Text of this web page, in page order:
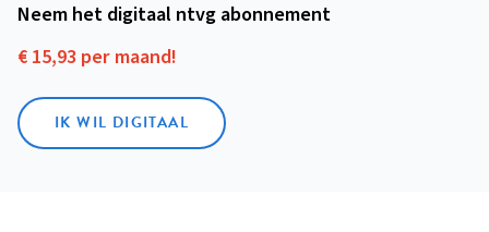
Neem het digitaal ntvg abonnement
€ 15,93 per maand!
IK WIL DIGITAAL